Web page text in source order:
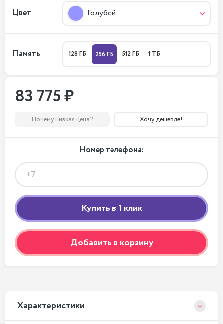
Цвет Голубой
Память 128 ГБ 256 ГБ 512 ГБ 1 ТБ
83 775 ₽
Почему низкая цена? Хочу дешевле!
Номер телефона:
Добавить в корзину
Xарактеристики